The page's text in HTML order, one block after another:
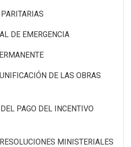
DE EMERGENCIA
DE LAS OBRAS
PAGO DEL INCENTIVO
MINISTERIALES